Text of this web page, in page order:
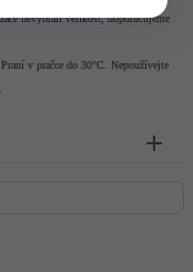
nevybrali velikost, doporučujeme
v pračce do 30°C. Nepoužívejte